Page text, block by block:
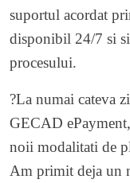
suportul acordat
disponibil 24/7 si
procesului.
?La numai cateva
GECAD
noii modalitati de
Am primit deja un